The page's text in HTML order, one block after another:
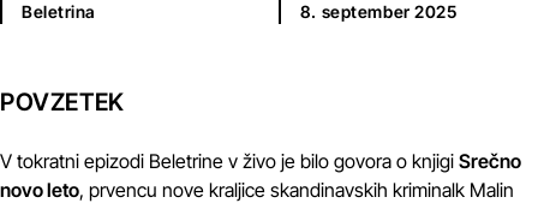
Beletrina
8. september 2025
POVZETEK
V tokratni epizodi Beletrine v živo je bilo govora o knjigi Srečno
novo leto, prvencu nove kraljice skandinavskih kriminalk Malin